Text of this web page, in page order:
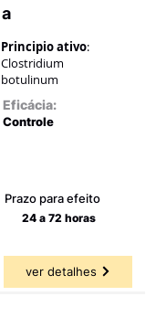
a
Principio ativo:
Clostridium
botulinum
Eficácia:
Controle
Prazo para efeito
24 a 72 horas
ver detalhes